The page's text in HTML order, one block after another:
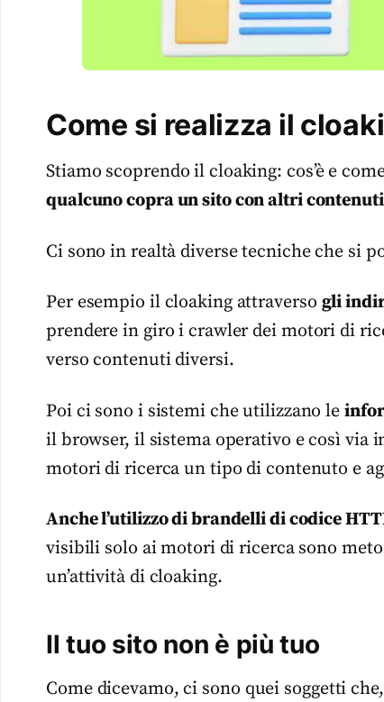
Come si realizza il
Stiamo scoprendo il cloaking: cos’è e
qualcuno copra un sito con altri
Ci sono in realtà diverse tecniche che si
Per esempio il cloaking attraverso gli
prendere in giro i crawler dei motori di
verso contenuti diversi.
Poi ci sono i sistemi che utilizzano le
il browser, il sistema operativo e così via
motori di ricerca un tipo di contenuto e
Anche l’utilizzo di brandelli di codice
visibili solo ai motori di ricerca sono
un’attività di cloaking.
Il tuo sito non è più tuo
Come dicevamo, ci sono quei soggetti